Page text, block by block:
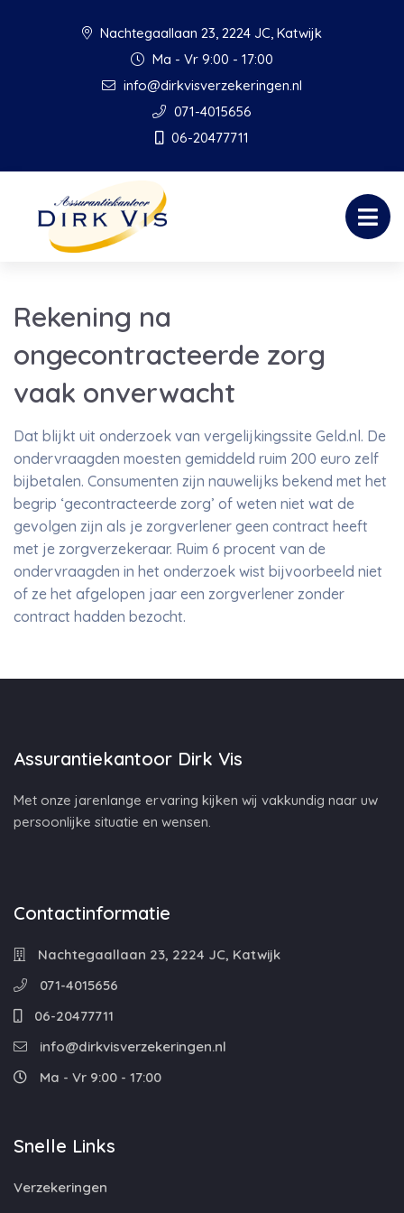
Nachtegaallaan 23, 2224 JC, Katwijk
Ma - Vr 9:00 - 17:00
info@dirkvisverzekeringen.nl
071-4015656
06-20477711
Rekening na
ongecontracteerde zorg
vaak onverwacht
Dat blijkt uit onderzoek van vergelijkingssite Geld.nl. De
ondervraagden moesten gemiddeld ruim 200 euro zelf
bijbetalen. Consumenten zijn nauwelijks bekend met het
begrip ‘gecontracteerde zorg’ of weten niet wat de
gevolgen zijn als je zorgverlener geen contract heeft
met je zorgverzekeraar. Ruim 6 procent van de
ondervraagden in het onderzoek wist bijvoorbeeld niet
of ze het afgelopen jaar een zorgverlener zonder
contract hadden bezocht.
Assurantiekantoor Dirk Vis
Met onze jarenlange ervaring kijken wij vakkundig naar uw
persoonlijke situatie en wensen.
Contactinformatie
Nachtegaallaan 23, 2224 JC, Katwijk
071-4015656
06-20477711
info@dirkvisverzekeringen.nl
Ma - Vr 9:00 - 17:00
Snelle Links
Verzekeringen